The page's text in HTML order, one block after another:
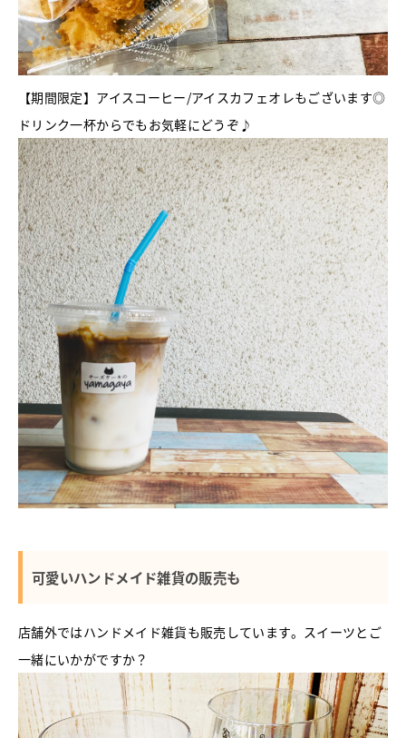
【期間限定】アイスコーヒー/アイスカフェオレもございます◎
ドリンク一杯からでもお気軽にどうぞ♪
可愛いハンドメイド雑貨の販売も
店舗外ではハンドメイド雑貨も販売しています。スイーツとご
一緒にいかがですか？